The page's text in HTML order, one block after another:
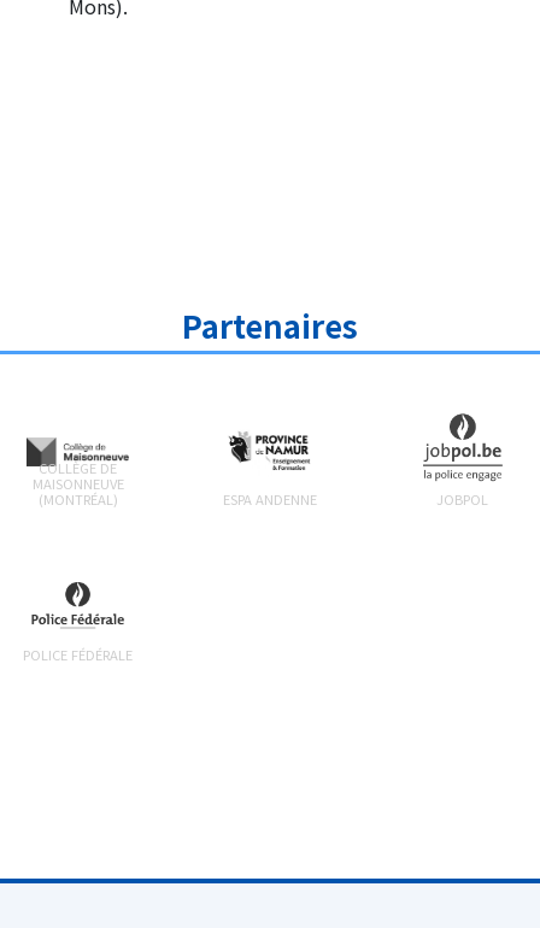
Mons).
Partenaires
COLLÈGE DE
MAISONNEUVE
(MONTRÉAL)
ESPA ANDENNE JOBPOL
POLICE FÉDÉRALE